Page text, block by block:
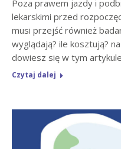
Poza prawem jazdy i
lekarskimi przed
musi przejść również
wyglądają? ile kosztują?
dowiesz się w tym
Czytaj dalej